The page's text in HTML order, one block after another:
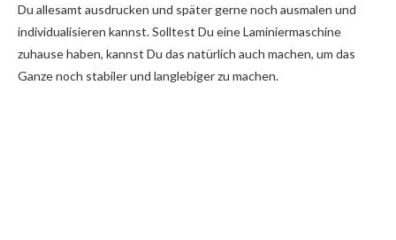
Du allesamt ausdrucken und später gerne noch ausmalen und
individualisieren kannst. Solltest Du eine Laminiermaschine
zuhause haben, kannst Du das natürlich auch machen, um das
Ganze noch stabiler und langlebiger zu machen.